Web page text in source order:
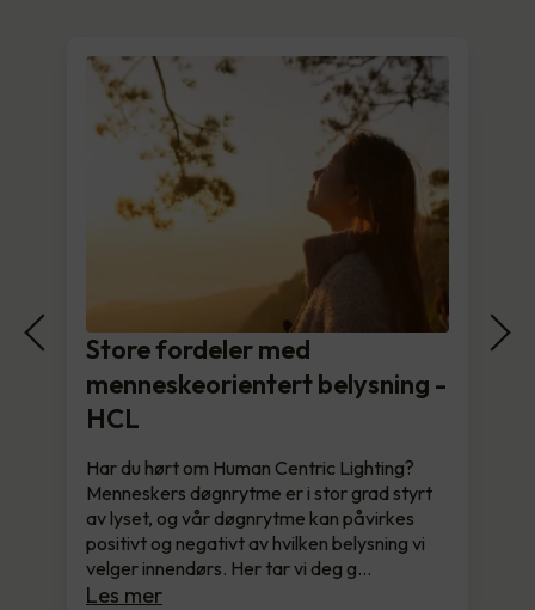
Store fordeler med
menneskeorientert belysning -
HCL
Har du hørt om Human Centric Lighting?
Menneskers døgnrytme er i stor grad styrt
av lyset, og vår døgnrytme kan påvirkes
positivt og negativt av hvilken belysning vi
velger innendørs. Her tar vi deg g…
Les mer